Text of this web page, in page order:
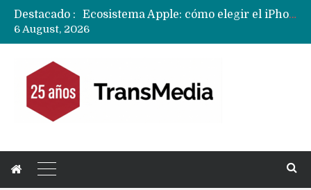
Destacado :
Nuevas filtraciones del Mate 90 Pro Max apuntan a potenciar las cámaras y pantalla OLED doble capa
6 August, 2026